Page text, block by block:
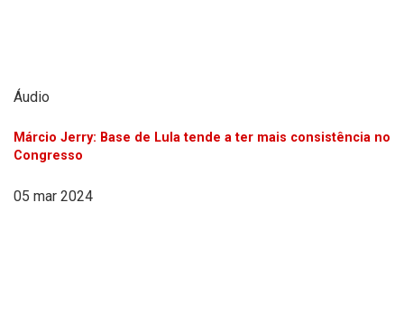
Áudio
Márcio Jerry: Base de Lula tende a ter mais consistência no
Congresso
05 mar 2024